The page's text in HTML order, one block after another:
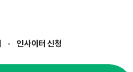
인사이터 신청